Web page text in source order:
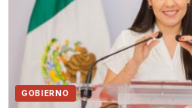
GOBIERNO